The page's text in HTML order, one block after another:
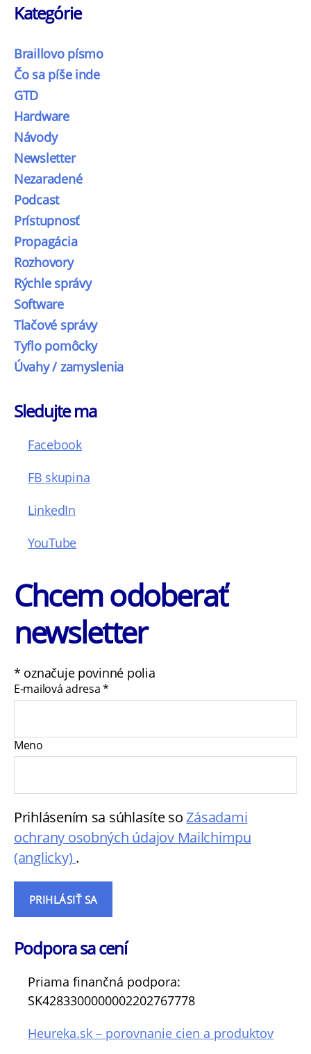
Kategórie
Braillovo písmo
Čo sa píše inde
GTD
Hardware
Návody
Newsletter
Nezaradené
Podcast
Prístupnosť
Propagácia
Rozhovory
Rýchle správy
Software
Tlačové správy
Tyflo pomôcky
Úvahy / zamyslenia
Sledujte ma
Facebook
FB skupina
LinkedIn
YouTube
Chcem odoberať
newsletter
* označuje povinné polia
E-mailová adresa*
Meno
Prihlásením sa súhlasíte soZásadami
ochrany osobných údajov Mailchimpu
(anglicky) .
Podpora sa cení
Priama finančná podpora:
SK4283300000002202767778
Heureka.sk – porovnanie cien a produktov